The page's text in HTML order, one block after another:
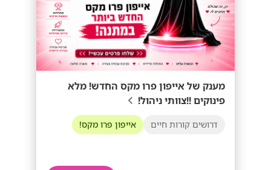
מענק של אייפון פרו מקס החדש! מלא
פינוקים !!צוותי ניהול!
דרושים קורות חיים אייפון פרו מקס!